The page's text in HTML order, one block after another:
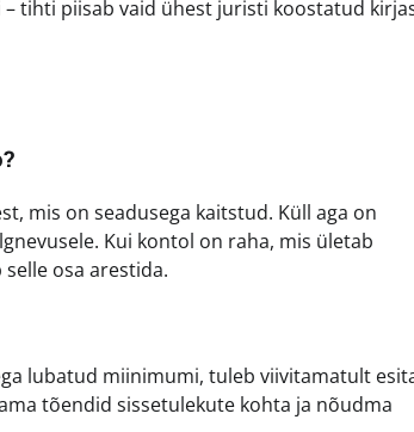
tihti piisab vaid ühest juristi koostatud
mis on seadusega kaitstud. Küll aga on
Kui kontol on raha, mis ületab
osa arestida.
lubatud miinimumi, tuleb viivitamatult
tõendid sissetulekute kohta ja nõudma